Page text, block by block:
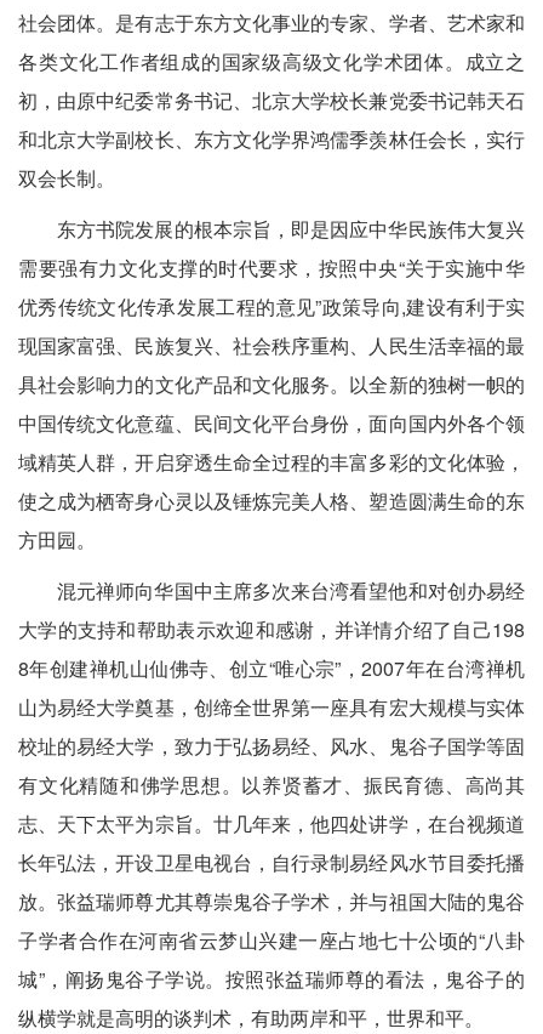
社会团体。是有志于东方文化事业的专家、学者、艺术家和
各类文化工作者组成的国家级高级文化学术团体。成立之
初，由原中纪委常务书记、北京大学校长兼党委书记韩天石
和北京大学副校长、东方文化学界鸿儒季羡林任会长，实行
双会长制。
东方书院发展的根本宗旨，即是因应中华民族伟大复兴
需要强有力文化支撑的时代要求，按照中央“关于实施中华
优秀传统文化传承发展工程的意见”政策导向,建设有利于实
现国家富强、民族复兴、社会秩序重构、人民生活幸福的最
具社会影响力的文化产品和文化服务。以全新的独树一帜的
中国传统文化意蕴、民间文化平台身份，面向国内外各个领
域精英人群，开启穿透生命全过程的丰富多彩的文化体验，
使之成为栖寄身心灵以及锤炼完美人格、塑造圆满生命的东
方田园。
混元禅师向华国中主席多次来台湾看望他和对创办易经
大学的支持和帮助表示欢迎和感谢，并详情介绍了自己198
8年创建禅机山仙佛寺、创立“唯心宗”，2007年在台湾禅机
山为易经大学奠基，创缔全世界第一座具有宏大规模与实体
校址的易经大学，致力于弘扬易经、风水、鬼谷子国学等固
有文化精随和佛学思想。以养贤蓄才、振民育德、高尚其
志、天下太平为宗旨。廿几年来，他四处讲学，在台视频道
长年弘法，开设卫星电视台，自行录制易经风水节目委托播
放。张益瑞师尊尤其尊崇鬼谷子学术，并与祖国大陆的鬼谷
子学者合作在河南省云梦山兴建一座占地七十公顷的“八卦
城”，阐扬鬼谷子学说。按照张益瑞师尊的看法，鬼谷子的
纵横学就是高明的谈判术，有助两岸和平，世界和平。